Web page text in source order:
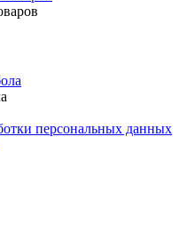
персональных данных